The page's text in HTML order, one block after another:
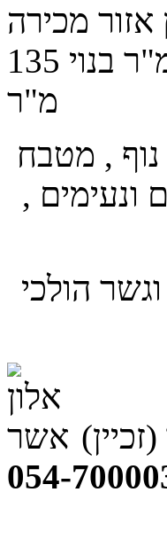
אזור מכירה
בנוי 135
מ"ר
נוף , מטבח
ונעימים ,
הולכי
(זכיין)
054-